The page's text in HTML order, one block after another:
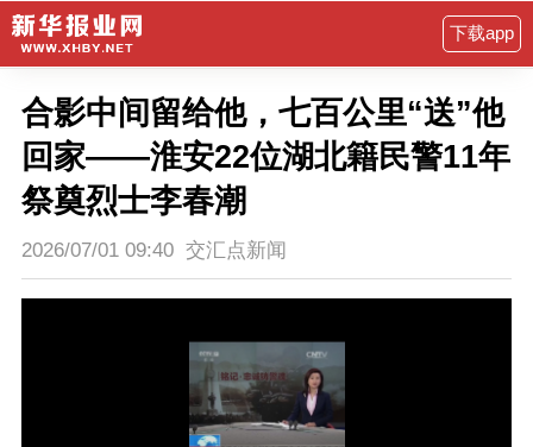
下载app
合影中间留给他，七百公里“送”他
回家——淮安22位湖北籍民警11年
祭奠烈士李春潮
2026/07/01 09:40 交汇点新闻